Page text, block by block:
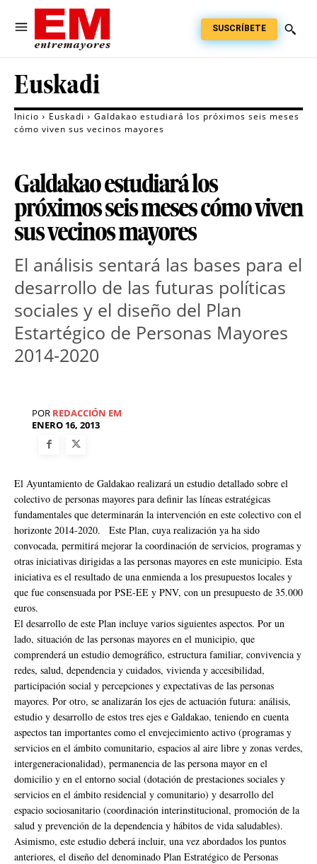
SUSCRÍBETE
Euskadi
Inicio Euskadi
Galdakao estudiará los próximos seis meses
cómo viven sus vecinos mayores
Galdakao estudiará los
próximos seis meses cómo viven
sus vecinos mayores
El análisis sentará las bases para el
desarrollo de las futuras políticas
sociales y el diseño del Plan
Estartégico de Personas Mayores
2014-2020
POR REDACCIÓN EM
ENERO 16, 2013
El Ayuntamiento de Galdakao realizará un estudio detallado sobre el
colectivo de personas mayores para definir las líneas estratégicas
fundamentales que determinarán la intervención en este colectivo con el
horizonte 2014-2020. Este Plan, cuya realización ya ha sido
convocada, permitirá mejorar la coordinación de servicios, programas y
otras iniciativas dirigidas a las personas mayores en este municipio. Esta
iniciativa es el resultado de una enmienda a los presupuestos locales y
que fue consensuada por PSE-EE y PNV, con un presupuesto de 35.000
euros.
El desarrollo de este Plan incluye varios siguientes aspectos. Por un
lado, situación de las personas mayores en el municipio, que
comprenderá un estudio demográfico, estructura familiar, convivencia y
redes, salud, dependencia y cuidados, vivienda y accesibilidad,
participación social y percepciones y expectativas de las personas
mayores. Por otro, se analizarán los ejes de actuación futura: análisis,
estudio y desarrollo de estos tres ejes e Galdakao, teniendo en cuenta
aspectos tan importantes como el envejecimiento activo (programas y
servicios en el ámbito comunitario, espacios al aire libre y zonas verdes,
intergeneracionalidad), permanencia de las persona mayor en el
domicilio y en el entorno social (dotación de prestaciones sociales y
servicios en el ámbito residencial y comunitario) y desarrollo del
espacio sociosanitario (coordinación interinstitucional, promoción de la
salud y prevención de la dependencia y hábitos de vida saludables).
Asimismo, este estudio deberá incluir, una vez abordados los puntos
anteriores, el diseño del denominado Plan Estratégico de Personas